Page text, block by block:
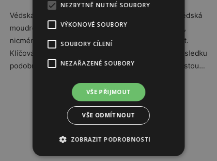
Védská astrologie mě určitě zajímá, jako veškerá védská
moudrost, protože v Indii jsem skutečně jako doma,
nicméně nemám momentálně kapacitu se jí věnovat.
Klíčová sdělení z horoskopu by však měla být ve výsledku
podobná, ať už k nim astrologie došel jakoukoliv cestou…
Reklama
NEZBYTNĚ NUTNÉ SOUBORY
VÝKONOVÉ SOUBORY
SOUBORY CÍLENÍ
NEZAŘAZENÉ SOUBORY
VŠE PŘIJMOUT
VŠE ODMÍTNOUT
ZOBRAZIT PODROBNOSTI